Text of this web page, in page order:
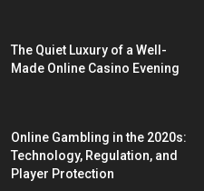
The Quiet Luxury of a Well-
Made Online Casino Evening
Online Gambling in the 2020s:
Technology, Regulation, and
Player Protection